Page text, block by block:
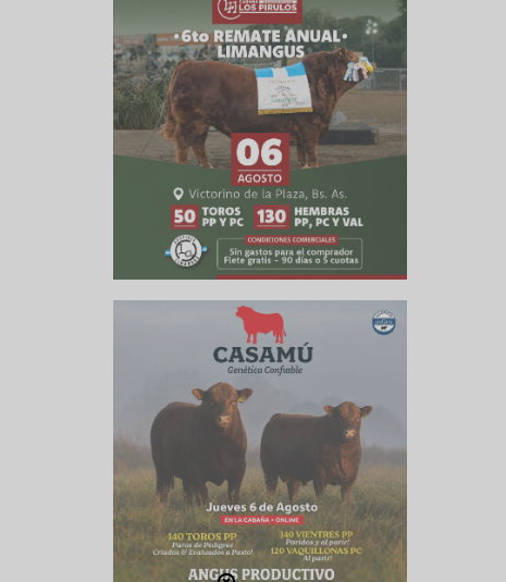
Luis
3.4 para
lluvia y
podría
que
(días)
no tan
que
Litoral,
es el